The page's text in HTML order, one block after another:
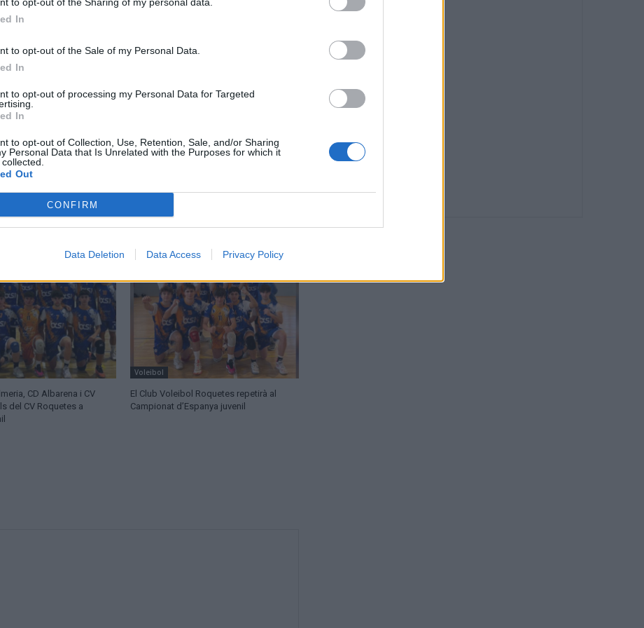
In
to opt-out of the Sale of my Personal Data.
In
to opt-out of processing my Personal Data for Targeted
In
to opt-out of Collection, Use, Retention, Sale, and/or Sharing
Personal Data that Is Unrelated with the Purposes for which it
Out
CONFIRM
Data Deletion Data Access Privacy Policy
CD Albarena i CV
del CV Roquetes a
Voleibol
El Club Voleibol Roquetes repetirà al
Campionat d’Espanya juvenil